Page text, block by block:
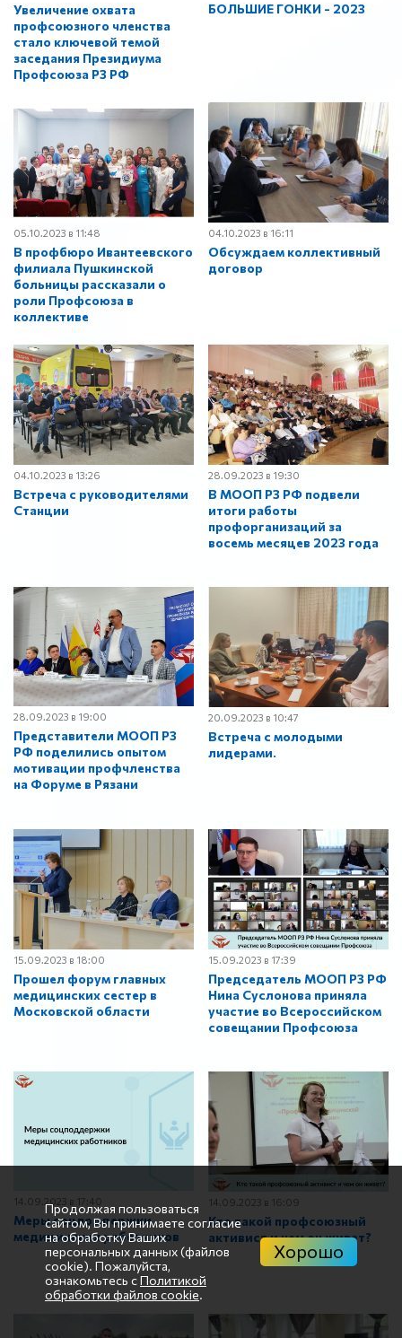
Увеличение охвата
профсоюзного членства
стало ключевой темой
заседания Президиума
Профсоюза РЗ РФ
БОЛЬШИЕ ГОНКИ - 2023
05.10.2023 в 11:48
В профбюро Ивантеевского
филиала Пушкинской
больницы рассказали о
роли Профсоюза в
коллективе
04.10.2023 в 16:11
Обсуждаем коллективный
договор
04.10.2023 в 13:26
Встреча с руководителями
Станции
28.09.2023 в 19:30
В МООП РЗ РФ подвели
итоги работы
профорганизаций за
восемь месяцев 2023 года
28.09.2023 в 19:00
Представители МООП РЗ
РФ поделились опытом
мотивации профчленства
на Форуме в Рязани
20.09.2023 в 10:47
Встреча с молодыми
лидерами.
15.09.2023 в 18:00
Прошел форум главных
медицинских сестер в
Московской области
15.09.2023 в 17:39
Председатель МООП РЗ РФ
Нина Суслонова приняла
участие во Всероссийском
совещании Профсоюза
14.09.2023 в 17:40
Меры соцподдержки
медицинских работников
14.09.2023 в 16:09
Кто такой профсоюзный
активист и чем он живет?
Продолжая пользоваться
сайтом, Вы принимаете согласие
на обработку Ваших
персональных данных (файлов
cookie). Пожалуйста,
ознакомьтесь сПолитикой
обработки файлов cookie.
Хорошо